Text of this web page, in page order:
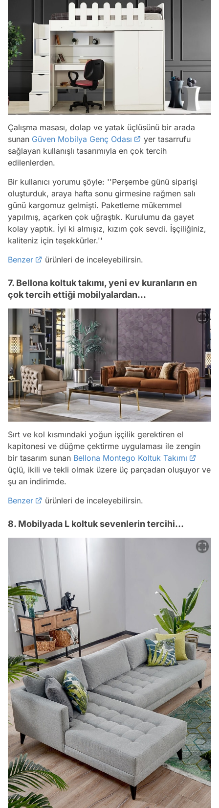
Çalışma masası, dolap ve yatak üçlüsünü bir arada
sunan Güven Mobilya Genç Odası
yer tasarrufu
sağlayan kullanışlı tasarımıyla en çok tercih
edilenlerden.
Bir kullanıcı yorumu şöyle: ''Perşembe günü siparişi
oluşturduk, araya hafta sonu girmesine rağmen salı
günü kargomuz gelmişti. Paketleme mükemmel
yapılmış, açarken çok uğraştık. Kurulumu da gayet
kolay yaptık. İyi ki almışız, kızım çok sevdi. İşçiliğiniz,
kaliteniz için teşekkürler.''
Benzer
ürünleri de inceleyebilirsin.
7. Bellona koltuk takımı, yeni ev kuranların en
çok tercih ettiği mobilyalardan...
Sırt ve kol kısmındaki yoğun işçilik gerektiren el
kapitonesi ve düğme çektirme uygulaması ile zengin
bir tasarım sunan Bellona Montego Koltuk Takımı
üçlü, ikili ve tekli olmak üzere üç parçadan oluşuyor ve
şu an indirimde.
Benzer
ürünleri de inceleyebilirsin.
8. Mobilyada L koltuk sevenlerin tercihi...